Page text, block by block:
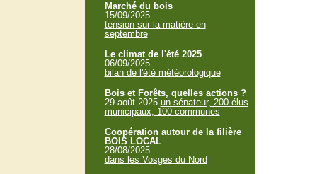
Marché du bois
15/09/2025
tension sur la matière en
septembre
Le climat de l'été 2025
06/09/2025
bilan de l'été météorologique
Bois et Forêts, quelles actions ?
29 août 2025 un sénateur, 200 élus
municipaux, 100 communes
Coopération autour de la filière
BOIS LOCAL
28/08/2025
dans les Vosges du Nord